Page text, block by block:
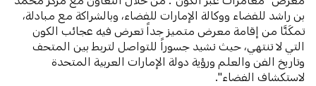
بن راشد للفضاء ووكالة الإمارات للفضاء، وبالشراكة مع مبادلة،
تمكَنَّا من إقامة معرض متميز جداً تعرض فيه عجائب الكون
التي لا تنتهي، حيث نشيد جسوراً للتواصل لتربط بين المتحف
وتاريخ الفن والعلم ورؤية دولة الإمارات العربية المتحدة
لاستكشاف الفضاء".